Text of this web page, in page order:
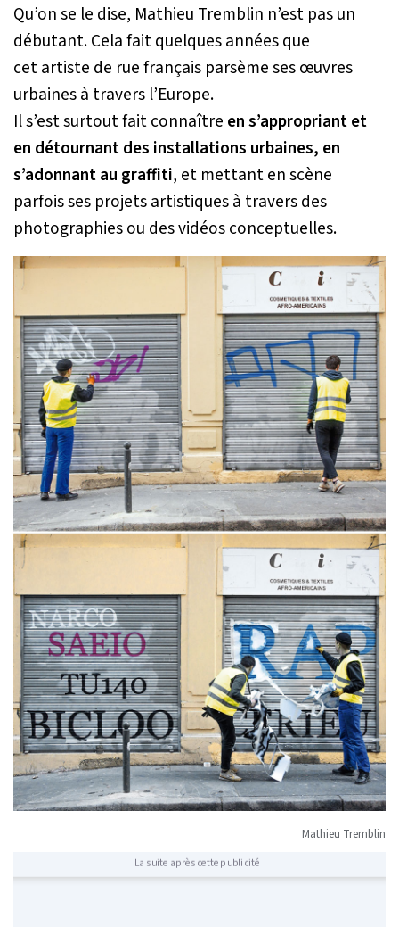
Qu’on se le dise, Mathieu Tremblin n’est pas un
débutant. Cela fait quelques années que
cet artiste de rue français parsème ses œuvres
urbaines à travers l’Europe.
Il s’est surtout fait connaître en s’appropriant et
en détournant des installations urbaines, en
s’adonnant au graffiti, et mettant en scène
parfois ses projets artistiques à travers des
photographies ou des vidéos conceptuelles.
Mathieu Tremblin
La suite après cette publicité